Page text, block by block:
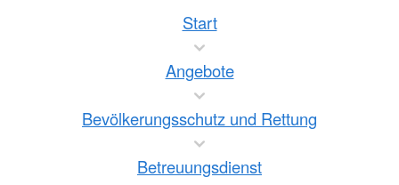
Start
Angebote
Bevölkerungsschutz und Rettung
Betreuungsdienst